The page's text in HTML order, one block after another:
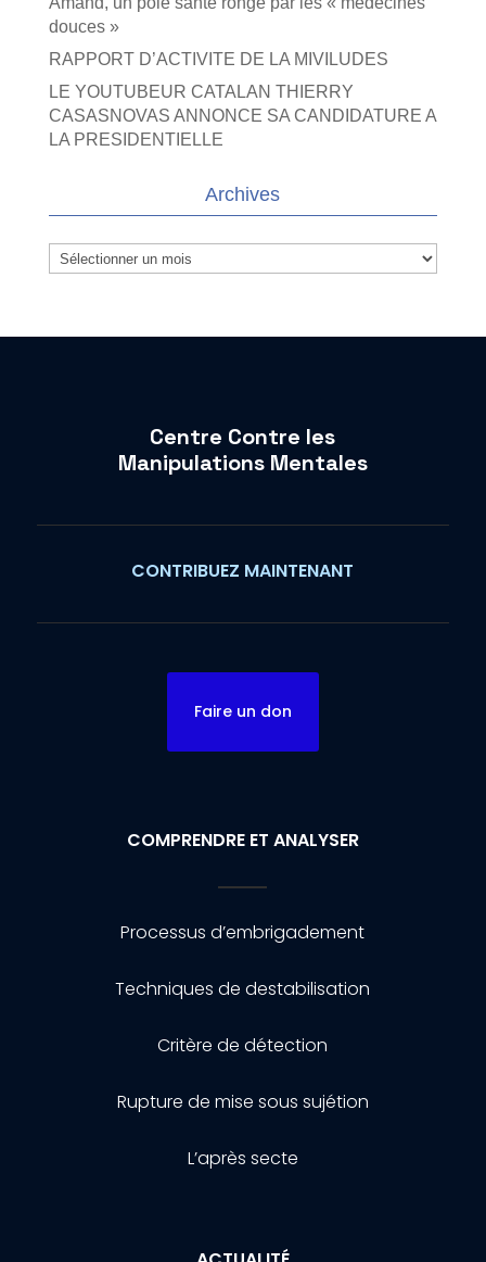
douces »
RAPPORT D’ACTIVITE DE LA MIVILUDES
LE YOUTUBEUR CATALAN THIERRY
CASASNOVAS ANNONCE SA CANDIDATURE A
LA PRESIDENTIELLE
Archives
Archives
Centre Contre les
Manipulations Mentales
CONTRIBUEZ MAINTENANT
Faire un don
COMPRENDRE ET ANALYSER
Processus d’embrigadement
Techniques de destabilisation
Critère de détection
Rupture de mise sous sujétion
L’après secte